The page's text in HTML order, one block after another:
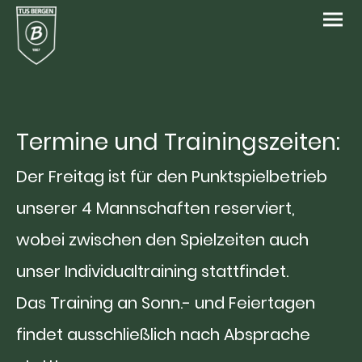
Termine und Trainingszeiten:
Der Freitag ist für den Punktspielbetrieb
unserer 4 Mannschaften reserviert,
wobei zwischen den Spielzeiten auch
unser Individualtraining stattfindet.
Das Training an Sonn.- und Feiertagen
findet ausschließlich nach Absprache